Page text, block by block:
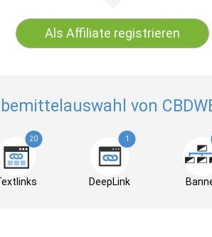
Als Affiliate registrieren
von
20 1
DeepLink